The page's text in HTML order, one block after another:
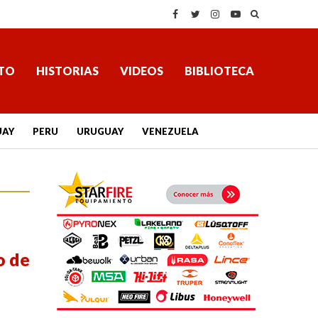
HISTORIAS VIDEOS BIBLIOTECA
PERU URUGUAY VENEZUELA
de